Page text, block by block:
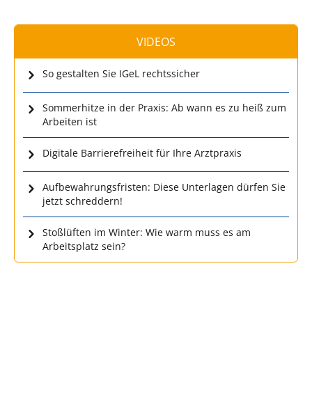
VIDEOS
So gestalten Sie IGeL rechtssicher
Sommerhitze in der Praxis: Ab wann es zu heiß zum
Arbeiten ist
Digitale Barrierefreiheit für Ihre Arztpraxis
Aufbewahrungsfristen: Diese Unterlagen dürfen Sie
jetzt schreddern!
Stoßlüften im Winter: Wie warm muss es am
Arbeitsplatz sein?